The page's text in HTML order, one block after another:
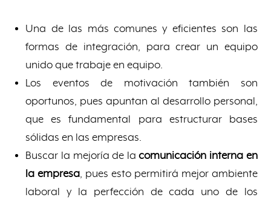
Una de las más comunes y eficientes son las
formas de integración, para crear un equipo
unido que trabaje en equipo.
Los eventos de motivación también son
oportunos, pues apuntan al desarrollo personal,
que es fundamental para estructurar bases
sólidas en las empresas.
Buscar la mejoría de lacomunicación interna en
la empresa, pues esto permitirá mejor ambiente
laboral y la perfección de cada uno de los